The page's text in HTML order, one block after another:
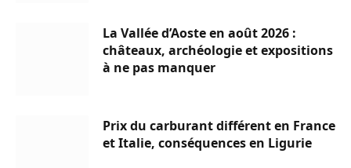
La Vallée d’Aoste en août 2026 :
châteaux, archéologie et expositions
à ne pas manquer
Prix du carburant différent en France
et Italie, conséquences en Ligurie